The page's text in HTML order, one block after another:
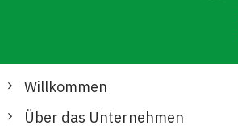
Willkommen
Über das Unternehmen